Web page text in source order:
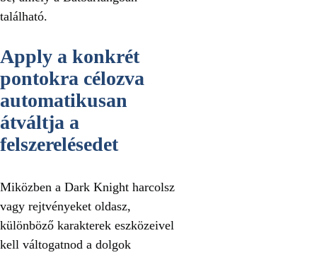
található.
Apply a konkrét
pontokra célozva
automatikusan
átváltja a
felszerelésedet
Miközben a Dark Knight harcolsz
vagy rejtvényeket oldasz,
különböző karakterek eszközeivel
kell váltogatnod a dolgok